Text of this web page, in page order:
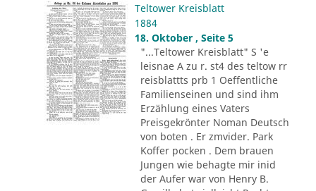
Teltower Kreisblatt
1884
18. Oktober , Seite 5
"...Teltower Kreisblatt" S 'e
leisnae A zu r. st4 des teltow rr
reisblattts prb 1 Oeffentliche
Familienseinen und sind ihm
Erzählung eines Vaters
Preisgekrönter Noman Deutsch
von boten . Er zmvider. Park
Koffer pocken . Dem brauen
Jungen wie behagte mir inid
der Aufer war von Henry B.